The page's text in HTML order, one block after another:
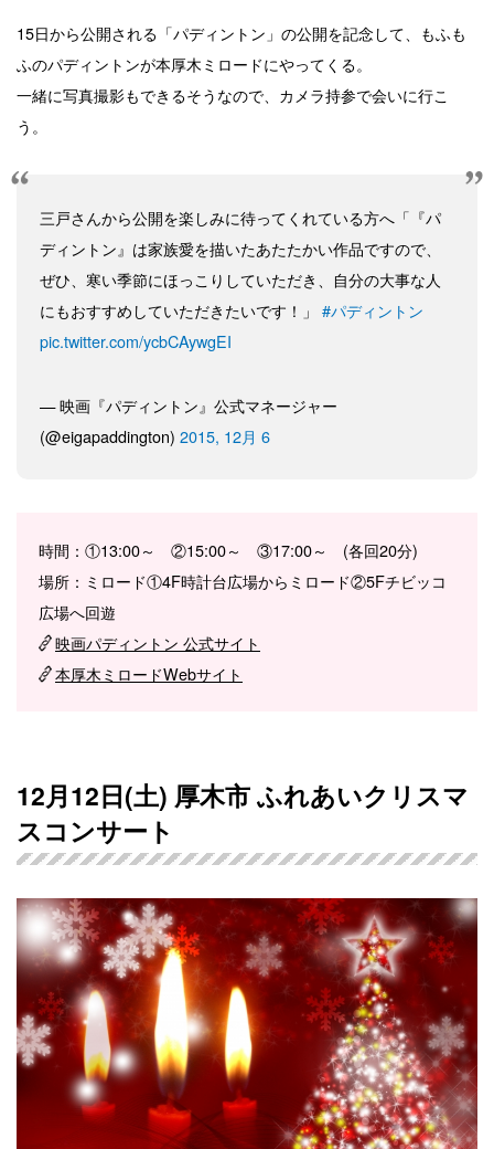
15日から公開される「パディントン」の公開を記念して、もふも
ふのパディントンが本厚木ミロードにやってくる。
一緒に写真撮影もできるそうなので、カメラ持参で会いに行こ
う。
三戸さんから公開を楽しみに待ってくれている方へ「『パ
ディントン』は家族愛を描いたあたたかい作品ですので、
ぜひ、寒い季節にほっこりしていただき、自分の大事な人
にもおすすめしていただきたいです！」 #パディントン
pic.twitter.com/ycbCAywgEI
— 映画『パディントン』公式マネージャー
(@eigapaddington) 2015, 12月 6
時間：①13:00～ ②15:00～ ③17:00～ (各回20分)
場所：ミロード①4F時計台広場からミロード②5Fチビッコ
広場へ回遊
映画パディントン 公式サイト
本厚木ミロードWebサイト
12月12日(土) 厚木市 ふれあいクリスマ
スコンサート